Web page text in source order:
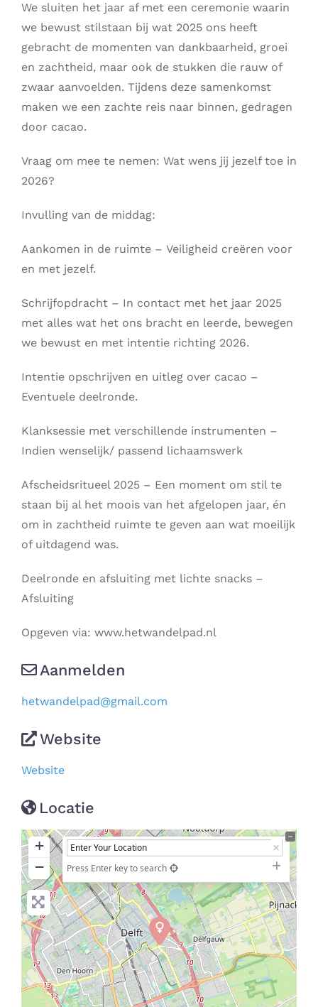
We sluiten het jaar af met een ceremonie waarin
we bewust stilstaan bij wat 2025 ons heeft
gebracht de momenten van dankbaarheid, groei
en zachtheid, maar ook de stukken die rauw of
zwaar aanvoelden. Tijdens deze samenkomst
maken we een zachte reis naar binnen, gedragen
door cacao.
Vraag om mee te nemen: Wat wens jij jezelf toe in
2026?
Invulling van de middag:
Aankomen in de ruimte – Veiligheid creëren voor
en met jezelf.
Schrijfopdracht – In contact met het jaar 2025
met alles wat het ons bracht en leerde, bewegen
we bewust en met intentie richting 2026.
Intentie opschrijven en uitleg over cacao –
Eventuele deelronde.
Klanksessie met verschillende instrumenten –
Indien wenselijk/ passend lichaamswerk
Afscheidsritueel 2025 – Een moment om stil te
staan bij al het moois van het afgelopen jaar, én
om in zachtheid ruimte te geven aan wat moeilijk
of uitdagend was.
Deelronde en afsluiting met lichte snacks –
Afsluiting
Opgeven via: www.hetwandelpad.nl
Aanmelden
hetwandelpad@gmail.com
Website
Website
Locatie
+
−
Press Enter key to search